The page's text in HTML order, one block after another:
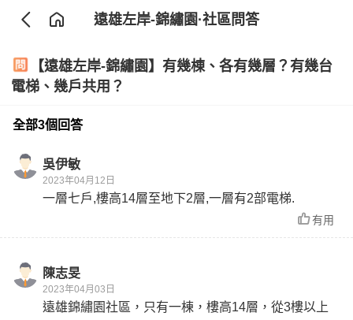
遠雄左岸-錦繡園·社區問答
【遠雄左岸-錦繡園】有幾棟、各有幾層？有幾台
電梯、幾戶共用？
全部3個回答
吳伊敏
2023年04月12日
一層七戶,樓高14層至地下2層,一層有2部電梯.
有用
陳志旻
2023年04月03日
遠雄錦繡園社區，只有一棟，樓高14層，從3樓以上